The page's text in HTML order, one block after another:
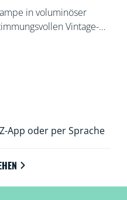
in voluminöser
Vintage-
gibt es in der
Lichtmodi.
App oder per Sprache